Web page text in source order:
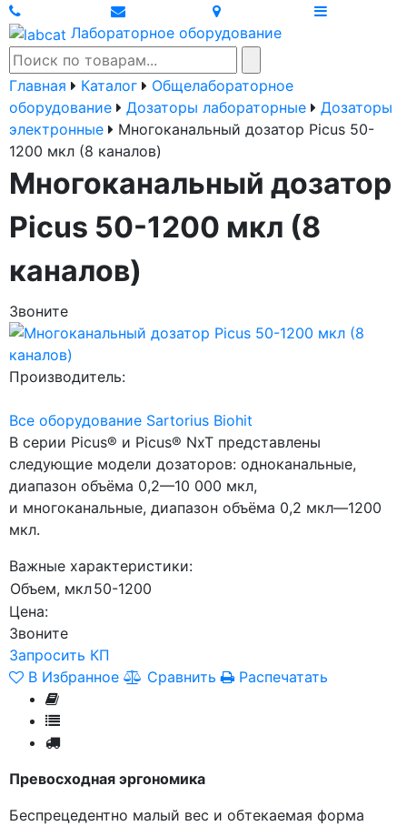
Лабораторное оборудование
Главная Каталог
Общелабораторное
оборудование
Дозаторы лабораторные
Дозаторы
электронные
Многоканальный дозатор Picus 50-
1200 мкл (8 каналов)
Многоканальный дозатор
Picus 50-1200 мкл (8
каналов)
Звоните
Производитель:
Все оборудование Sartorius Biohit
В серии Picus® и Picus® NxT представлены
следующие модели дозаторов: одноканальные,
диапазон объёма 0,2—10 000 мкл,
и многоканальные, диапазон объёма 0,2 мкл—1200
мкл.
Важные характеристики:
Объем, мкл50-1200
Цена:
Звоните
Запросить КП
В Избранное
Сравнить Распечатать
Превосходная эргономика
Беспрецедентно малый вес и обтекаемая форма